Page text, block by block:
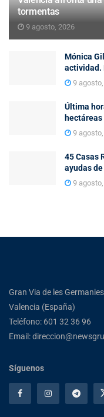
tormentas
9 agosto, 2026
Mónica
actividad.
9
Última
9
45 Casas
ayudas
9
Gran Via de les
Valencia (España)
Teléfono: 601 32 36 96
Email:
Síguenos